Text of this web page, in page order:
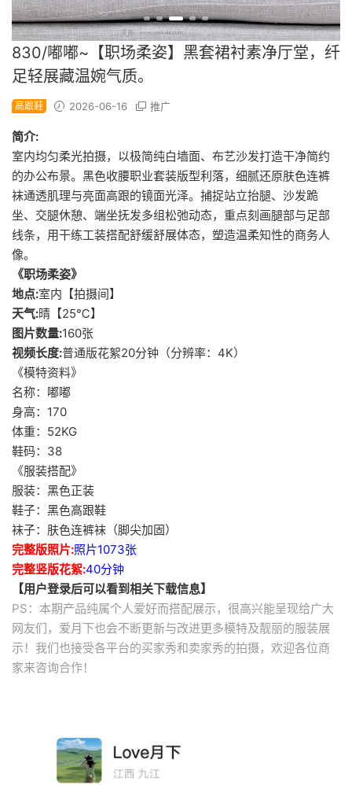
830/嘟嘟~【职场柔姿】黑套裙衬素净厅堂，纤
足轻展藏温婉气质。
高跟鞋 2026-06-16 推广
简介:
室内均匀柔光拍摄，以极简纯白墙面、布艺沙发打造干净简约
的办公布景。黑色收腰职业套装版型利落，细腻还原肤色连裤
袜通透肌理与亮面高跟的镜面光泽。捕捉站立抬腿、沙发跪
坐、交腿休憩、端坐抚发多组松弛动态，重点刻画腿部与足部
线条，用干练工装搭配舒缓舒展体态，塑造温柔知性的商务人
像。
《职场柔姿》
地点:室内【拍摄间】
天气:晴【25℃】
图片数量:160张
视频长度:普通版花絮20分钟（分辨率：4K）
《模特资料》
名称：嘟嘟
身高：170
体重：52KG
鞋码：38
《服装搭配》
服装：黑色正装
鞋子：黑色高跟鞋
袜子：肤色连裤袜（脚尖加固）
完整版照片:照片1073张
完整竖版花絮:40分钟
【用户登录后可以看到相关下载信息】
PS：本期产品纯属个人爱好而搭配展示，很高兴能呈现给广大
网友们，爱月下也会不断更新与改进更多模特及靓丽的服装展
示！我们也接受各平台的买家秀和卖家秀的拍摄，欢迎各位商
家来咨询合作！